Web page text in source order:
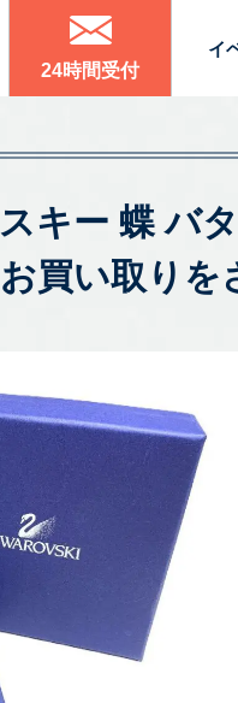
24時間受付
イ
キー 蝶 バ
お買い取りを